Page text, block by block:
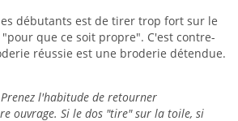
débutants est de tirer trop fort sur le
que ce soit propre". C'est contre-
réussie est une broderie détendue.
l'habitude de retourner
ouvrage. Si le dos "tire" sur la toile, si